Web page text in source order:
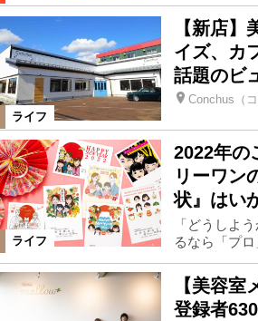
ライフ
【新店】
イズ、カ
話題のビ
Conchus（コ
ライフ
2022年の
リーワン
状』はい
「どうしよ
るなら「プロ
【美容室
登録者